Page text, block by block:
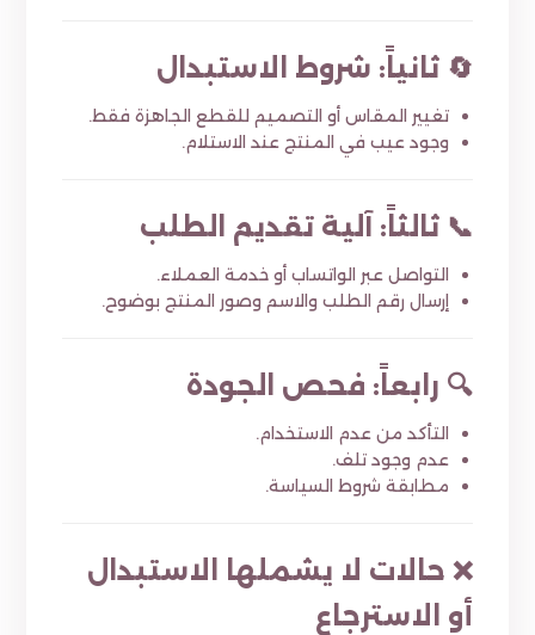
🔄 ثانياً: شروط الاستبدال
تغيير المقاس أو التصميم للقطع الجاهزة فقط.
وجود عيب في المنتج عند الاستلام.
📞 ثالثاً: آلية تقديم الطلب
التواصل عبر الواتساب أو خدمة العملاء.
إرسال رقم الطلب والاسم وصور المنتج بوضوح.
🔍 رابعاً: فحص الجودة
التأكد من عدم الاستخدام.
عدم وجود تلف.
مطابقة شروط السياسة.
❌ حالات لا يشملها الاستبدال
أو الاسترجاع